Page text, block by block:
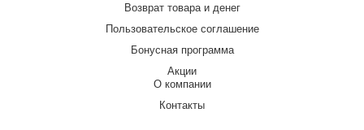
Возврат товара и денег
Пользовательское соглашение
Бонусная программа
Акции
О компании
Контакты